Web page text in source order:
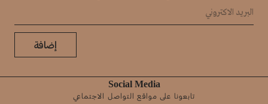
إضافة
Social Media
تابعونا على مواقع التواصل الاجتماعي